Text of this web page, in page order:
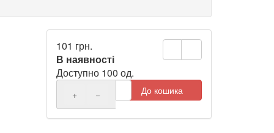
101 грн.
В наявності
Доступно 100 од.
+ − До кошика